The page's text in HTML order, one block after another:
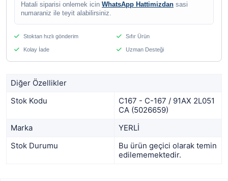
Hatali siparisi onlemek icin WhatsApp Hattimizdan sasi
numaraniz ile teyit alabilirsiniz.
Stoktan hızlı gönderim Sıfır Ürün
Kolay İade Uzman Desteği
Diğer Özellikler
Stok Kodu
C167 - C-167 / 91AX 2L051
CA (5026659)
Marka
YERLİ
Stok Durumu
Bu ürün geçici olarak temin
edilememektedir.